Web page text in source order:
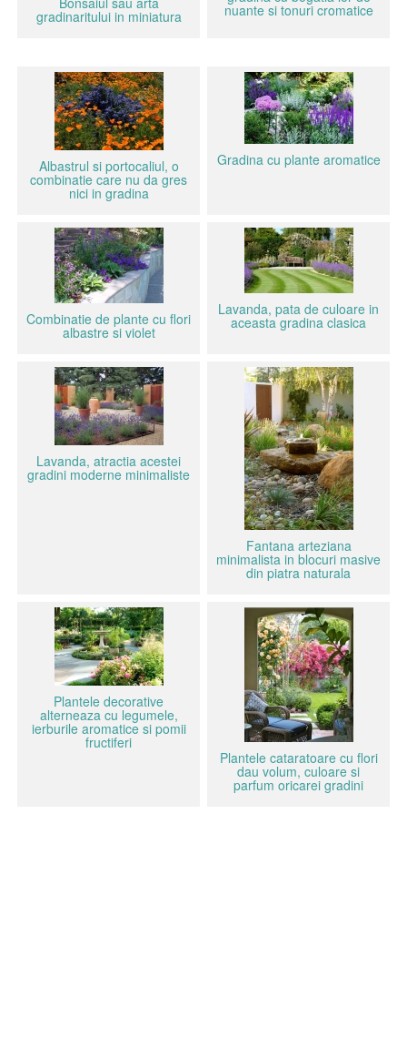
gradinaritului in miniatura nuante si tonuri cromatice
Albastrul si portocaliul, o
combinatie care nu da gres
nici in gradina
Gradina cu plante aromatice
Combinatie de plante cu flori
albastre si violet
Lavanda, pata de culoare in
aceasta gradina clasica
Lavanda, atractia acestei
gradini moderne minimaliste
Fantana arteziana
minimalista in blocuri masive
din piatra naturala
Plantele decorative
alterneaza cu legumele,
ierburile aromatice si pomii
fructiferi
Plantele cataratoare cu flori
dau volum, culoare si
parfum oricarei gradini